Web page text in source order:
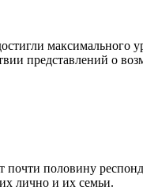
представлений о
почти половину
лично и их семьи.